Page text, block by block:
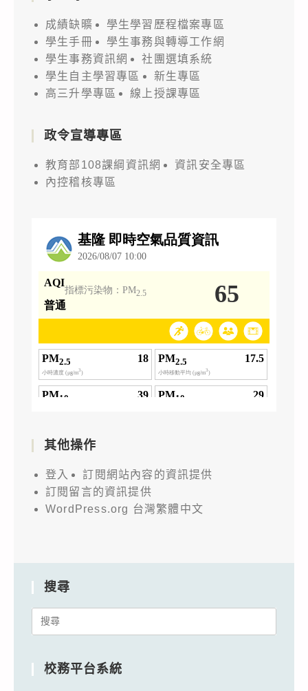
成績缺曠
學生學習歷程檔案專區
學生手冊
學生事務與轉導工作網
學生事務資訊網
社團選填系統
學生自主學習專區
新生專區
高三升學專區
線上授課專區
政令宣導專區
教育部108課綱資訊網
資訊安全專區
內控稽核專區
其他操作
登入
訂閱網站內容的資訊提供
訂閱留言的資訊提供
WordPress.org 台灣繁體中文
搜尋
Search
校務平台系統